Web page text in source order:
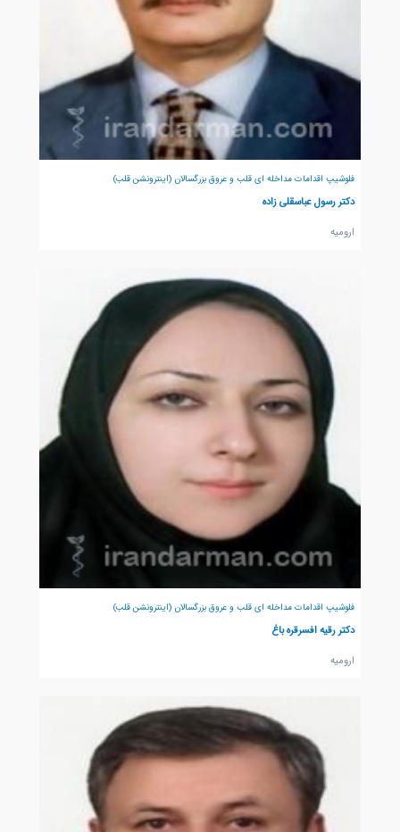
فلوشیپ اقدامات مداخله ای قلب و عروق بزرگسالان (اینترونشن قلب)
دکتر رسول عباسقلی زاده
اروميه
فلوشیپ اقدامات مداخله ای قلب و عروق بزرگسالان (اینترونشن قلب)
دکتر رقیه افسرقره باغ
اروميه